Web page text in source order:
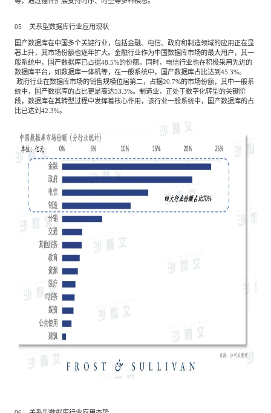
05 关系型数据库行业应用现状
国产数据库在中国多个关键行业，包括金融、电信、政府和制造领域的应用正在显
著上升，其市场份额也逐年扩大。金融行业作为中国数据库市场的最大用户，其一
般系统中，国产数据库已占据48.5%的份额。同时，电信行业也在积极采用先进的
数据库平台，如数据库一体机等，在一般系统中，国产数据库占比达到45.3%。
政府行业在数据库市场的销售规模位居第二，占据20.7%的市场份额，其中一般系
统中，国产数据库的占比更是高达53.3%。制造业，正处于数字化转型的关键阶
段，数据库在其转型过程中发挥着核心作用，该行业一般系统中，国产数据库的占
比已达到42.3%。